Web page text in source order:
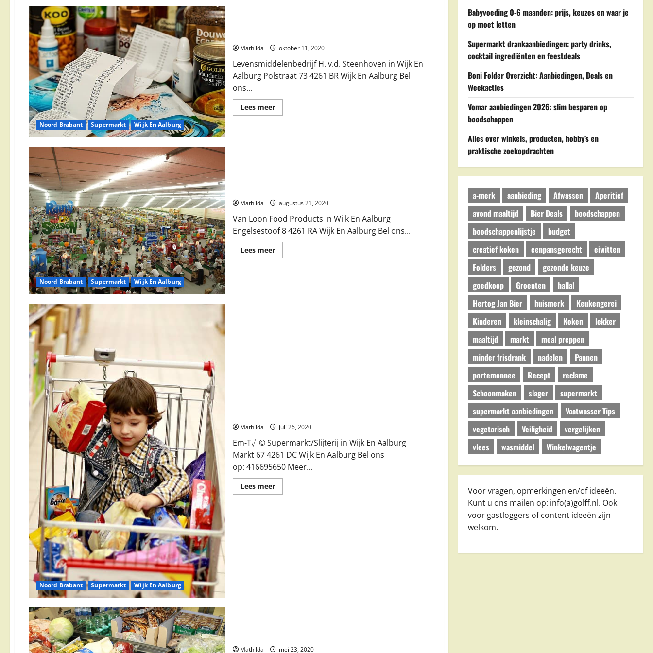
Noord Brabant Supermarkt Wijk En Aalburg
Mathilda oktober 11, 2020
Levensmiddelenbedrijf H. v.d. Steenhoven in Wijk En
Aalburg Polstraat 73 4261 BR Wijk En Aalburg Bel
ons...
Lees meerLees
meer
Noord Brabant Supermarkt Wijk En Aalburg
Mathilda augustus 21, 2020
Van Loon Food Products in Wijk En Aalburg
Engelsestoof 8 4261 RA Wijk En Aalburg Bel ons...
Lees meerLees
meer
Noord Brabant Supermarkt Wijk En Aalburg
Mathilda juli 26, 2020
Em-T√© Supermarkt/Slijterij in Wijk En Aalburg
Markt 67 4261 DC Wijk En Aalburg Bel ons
op: 416695650 Meer...
Lees meerLees
meer
Mathilda mei 23, 2020
Babyvoeding 0-6 maanden: prijs, keuzes en waar je
op moet letten
Supermarkt drankaanbiedingen: party drinks,
cocktail ingrediënten en feestdeals
Boni Folder Overzicht: Aanbiedingen, Deals en
Weekacties
Vomar aanbiedingen 2026: slim besparen op
boodschappen
Alles over winkels, producten, hobby’s en
praktische zoekopdrachten
a-merk aanbieding Afwassen
Aperitief
avond maaltijd
Bier Deals
boodschappen
boodschappenlijstje
budget
creatief koken
eenpansgerecht
eiwitten
Folders
gezond
gezonde keuze
goedkoop
Groenten
hallal
Hertog Jan Bier
huismerk
Keukengerei
Kinderen
kleinschalig Koken
lekker
maaltijd
markt
meal preppen
minder frisdrank
nadelen
Pannen
portemonnee
Recept
reclame
Schoonmaken
slager
supermarkt
supermarkt aanbiedingen
Vaatwasser Tips
vegetarisch
Veiligheid
vergelijken
vlees
wasmiddel Winkelwagentje
Voor vragen, opmerkingen en/of ideeën.
Kunt u ons mailen op: info(a)golff.nl. Ook
voor gastloggers of content ideeën zijn
welkom.